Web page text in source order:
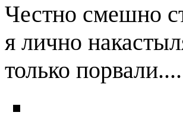
Честно смешно
я лично
только